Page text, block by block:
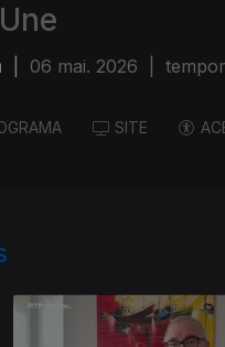
06 mai. 2026
SITE